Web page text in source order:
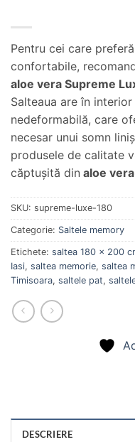
Pentru cei care
confortabile,
aloe vera Supreme
Salteaua are în
nedeformabilă, care
necesar unui somn
produsele de calitate
căptuşită din aloe
SKU: supreme-luxe-180
Categorie: Saltele memory
Etichete: saltea 180 x 200
Iasi, saltea memorie, saltea
Timisoara, saltele pat,
DESCRIERE